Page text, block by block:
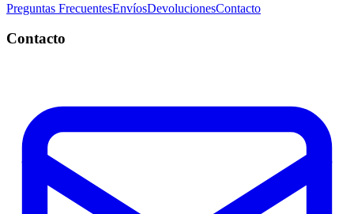
Preguntas FrecuentesEnvíosDevolucionesContacto
Contacto